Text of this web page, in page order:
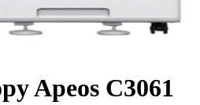
Apeos C3061